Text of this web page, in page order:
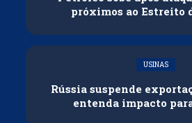
próximos ao Estreito
USINAS
Rússia suspende
entenda impacto